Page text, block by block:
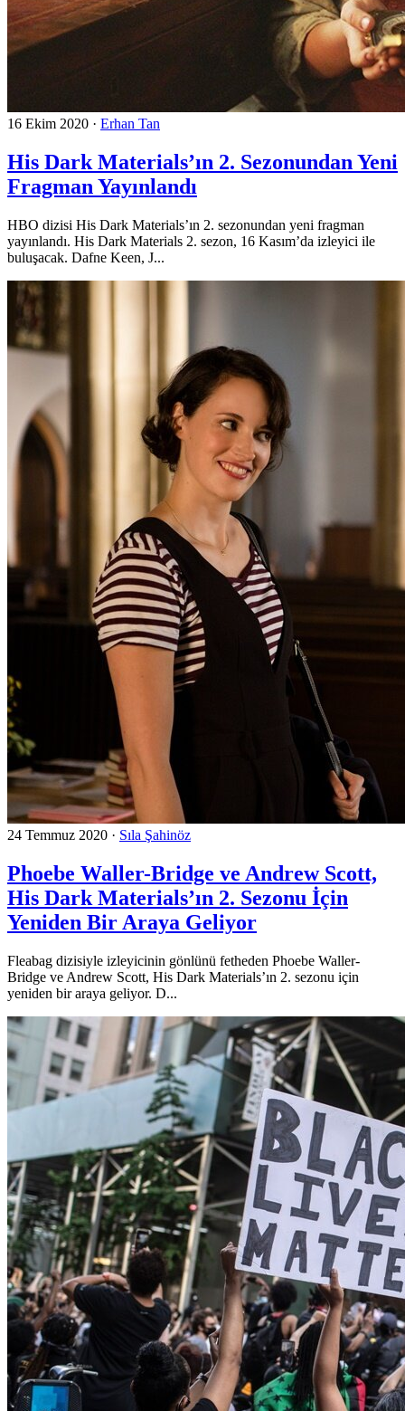
16 Ekim 2020 · Erhan Tan
His Dark Materials’ın 2. Sezonundan Yeni
Fragman Yayınlandı
HBO dizisi His Dark Materials’ın 2. sezonundan yeni fragman
yayınlandı. His Dark Materials 2. sezon, 16 Kasım’da izleyici ile
buluşacak. Dafne Keen, J...
24 Temmuz 2020 · Sıla Şahinöz
Phoebe Waller-Bridge ve Andrew Scott,
His Dark Materials’ın 2. Sezonu İçin
Yeniden Bir Araya Geliyor
Fleabag dizisiyle izleyicinin gönlünü fetheden Phoebe Waller-
Bridge ve Andrew Scott, His Dark Materials’ın 2. sezonu için
yeniden bir araya geliyor. D...